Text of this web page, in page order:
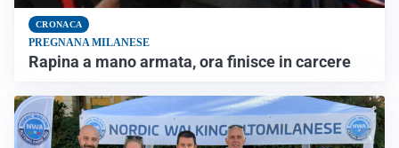
CRONACA
PREGNANA MILANESE
Rapina a mano armata, ora finisce in carcere